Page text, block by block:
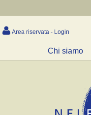
Area riservata - Login
Chi siamo